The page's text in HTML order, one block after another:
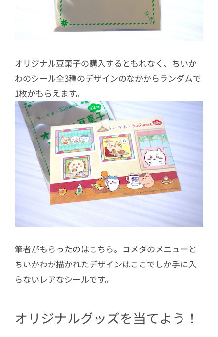
オリジナル豆菓子の購入するともれなく、ちいか
わのシール全3種のデザインのなかからランダムで
1枚がもらえます。
筆者がもらったのはこちら。コメダのメニューと
ちいかわが描かれたデザインはここでしか手に入
らないレアなシールです。
オリジナルグッズを当てよう！